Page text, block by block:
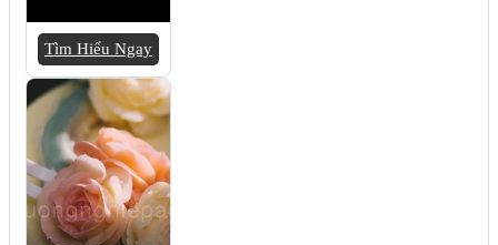
Tìm Hiểu Ngay